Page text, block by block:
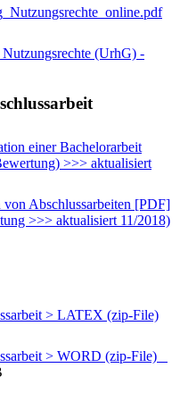
(UrhG) -
einer Bachelorarbeit
>>> aktualisiert
Abschlussarbeiten [PDF]
>>> aktualisiert 11/2018)
> LATEX (zip-File)
> WORD (zip-File)